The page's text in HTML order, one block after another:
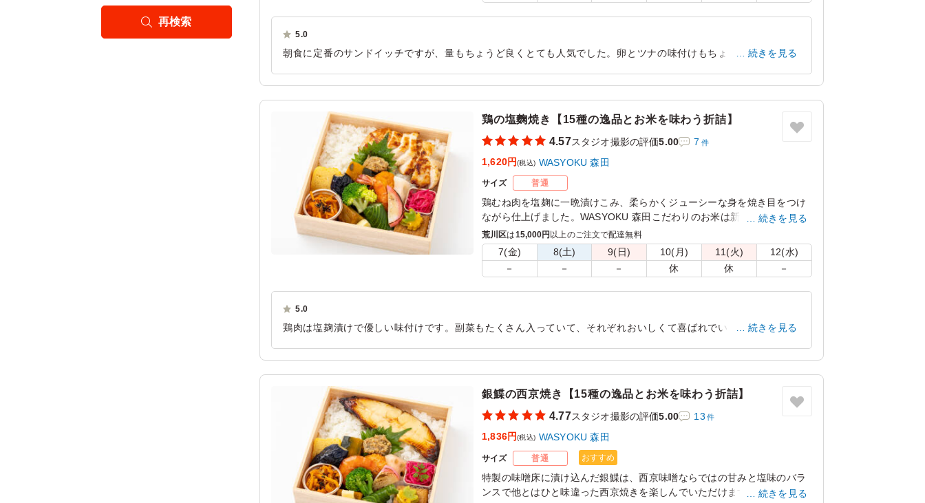
5.0
朝食に定番のサンドイッチですが、量もちょうど良くとても人気でした。卵とツナの味付けもちょうど良くてとて
続きを見る
鶏の塩麴焼き【15種の逸品とお米を味わう折詰】
4.57スタジオ撮影の評価5.00 7 件
1,620円(税込) WASYOKU 森田
サイズ 普通
鶏むね肉を塩麹に一晩漬けこみ、柔らかくジューシーな身を焼き目をつけ
ながら仕上げました。WASYOKU 森田こだわりのお米は新潟県糸魚川産の
コシヒカリ。召し上がっていただくと、みずみずしさとお米の甘さに驚い
ていただけると思います。15種の繊細で華やかな副菜と共にお楽しみくだ
さい。会議などに最適です。
続きを見る
荒川区は15,000円 以上のご注文で配達無料
7(金) 8(土) 9(日) 10(月) 11(火) 12(水)
－ － － 休 休 －
5.0
鶏肉は塩麹漬けで優しい味付けです。副菜もたくさん入っていて、それぞれおいしくて喜ばれでいました。ごはん
続きを見る
銀鰈の西京焼き【15種の逸品とお米を味わう折詰】
4.77スタジオ撮影の評価5.00 13 件
1,836円(税込) WASYOKU 森田
サイズ 普通 おすすめ
特製の味噌床に漬け込んだ銀鰈は、⻄京味噌ならではの⽢みと塩味のバラ
ンスで他とはひと味違った⻄京焼きを楽しんでいただけます。WASYOKU
続きを見る
再検索